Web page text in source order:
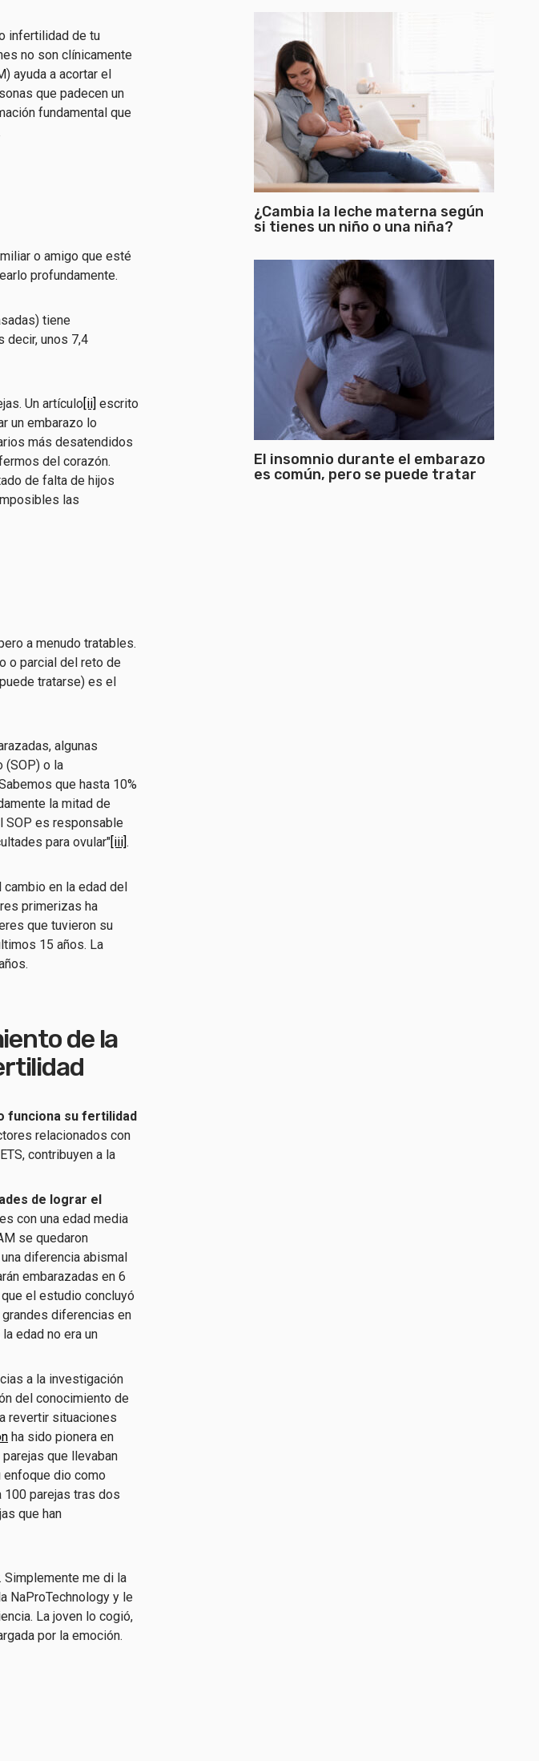
infertilidad de tu
no son clínicamente
ayuda a acortar el
que padecen un
fundamental que
o amigo que esté
profundamente.
tiene
decir, unos 7,4
Un artículo [ii] escrito
un embarazo lo
más desatendidos
del corazón.
de falta de hijos
las
a menudo tratables.
o parcial del reto de
tratarse) es el
algunas
(SOP) o la
que hasta 10%
la mitad de
SOP es responsable
para ovular" [iii] .
en la edad del
primerizas ha
que tuvieron su
15 años. La
de la
funciona su fertilidad
relacionados con
contribuyen a la
de lograr el
con una edad media
se quedaron
diferencia abismal
embarazadas en 6
el estudio concluyó
diferencias en
edad no era un
a la investigación
del conocimiento de
revertir situaciones
ha sido pionera en
que llevaban
enfoque dio como
100 parejas tras dos
que han
Simplemente me di la
NaProTechnology y le
La joven lo cogió,
por la emoción.
¿Cambia la leche materna según
si tienes un niño o una niña?
El insomnio durante el embarazo
es común, pero se puede tratar